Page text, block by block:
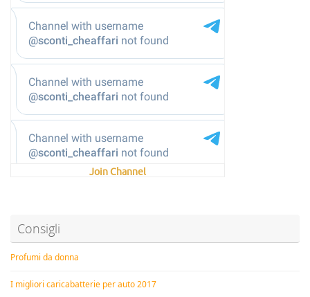
Join Channel
Consigli
Profumi da donna
I migliori caricabatterie per auto 2017